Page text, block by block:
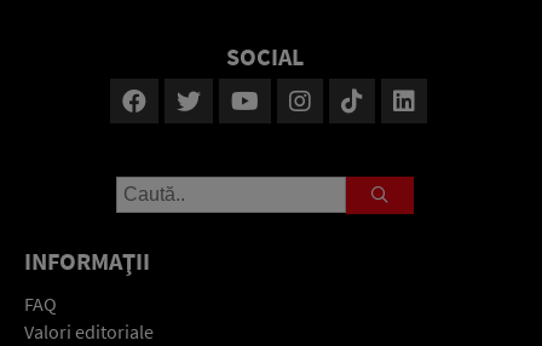
SOCIAL
INFORMAŢII
FAQ
Valori editoriale